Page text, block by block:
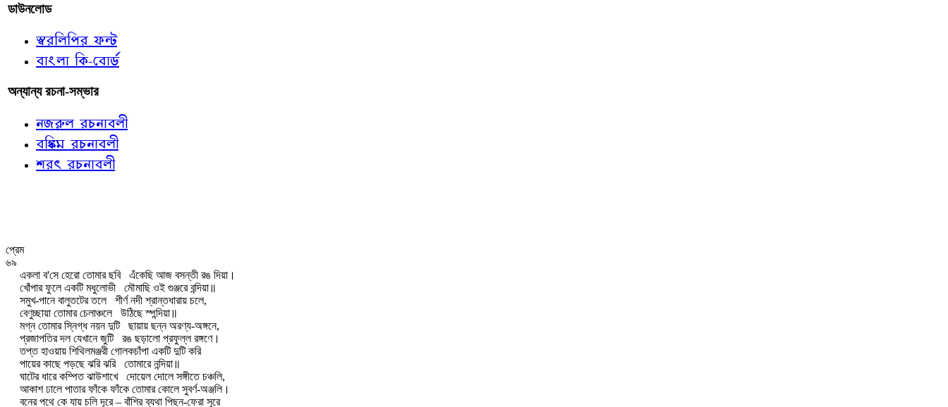
ডাউনলোড
স্বরলিপির ফন্ট
বাংলা কি-বোর্ড
অন্যান্য রচনা-সম্ভার
নজরুল রচনাবলী
বঙ্কিম রচনাবলী
শরৎ রচনাবলী
প্রেম
৬৯
একলা ব'সে হেরো তোমার ছবি
এঁকেছি আজ বসন্তী রঙ দিয়া।
খোঁপার ফুলে একটি মধুলোভী
মৌমাছি ওই গুঞ্জরে বন্দিয়া॥
সমুখ-পানে বালুতটের তলে
শীর্ণ নদী শ্রান্তধারায় চলে,
বেণুচ্ছায়া তোমার চেলাঞ্চলে
উঠিছে স্পন্দিয়া॥
মগ্ন তোমার স্নিগ্ধ নয়ন দুটি
ছায়ায় ছন্ন অরণ্য-অঙ্গনে,
প্রজাপতির দল যেখানে জুটি
রঙ ছড়ালো প্রফুল্ল রঙ্গণে।
তপ্ত হাওয়ায় শিথিলমঞ্জরী গোলকচাঁপা একটি দুটি করি
পায়ের কাছে পড়ছে ঝরি ঝরি
তোমারে নন্দিয়া॥
ঘাটের ধারে কম্পিত ঝাউশাখে
দোয়েল দোলে সঙ্গীতে চঞ্চলি,
আকাশ ঢালে পাতার ফাঁকে ফাঁকে তোমার কোলে সুবর্ণ-অঞ্জলি।
বনের পথে কে যায় চলি দূরে – বাঁশির ব্যথা পিছন-ফেরা সুরে